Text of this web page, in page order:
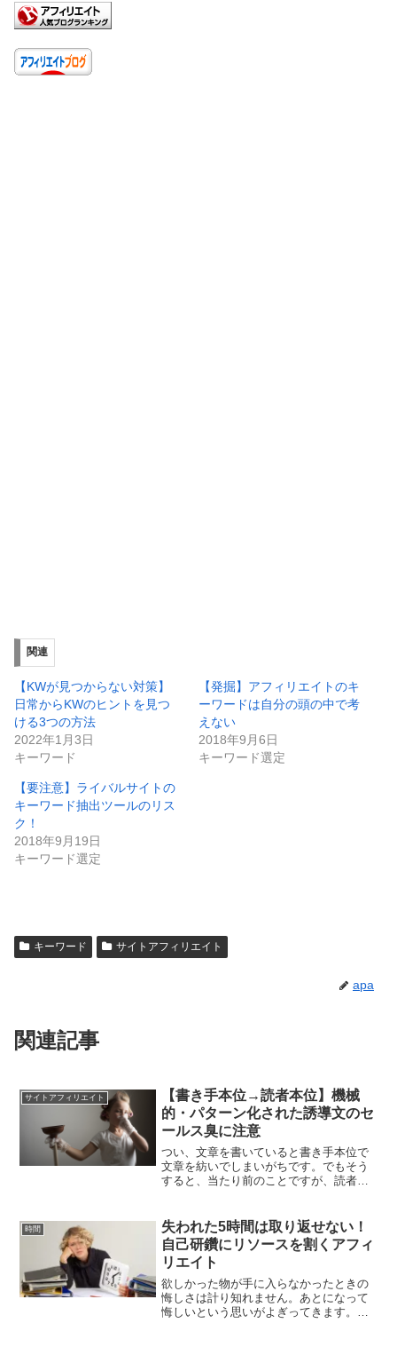
関連
【KWが見つからない対策】
日常からKWのヒントを見つ
ける3つの方法
2022年1月3日
キーワード
【発掘】アフィリエイトのキ
ーワードは自分の頭の中で考
えない
2018年9月6日
キーワード選定
【要注意】ライバルサイトの
キーワード抽出ツールのリス
ク！
2018年9月19日
キーワード選定
キーワード サイトアフィリエイト
apa
関連記事
サイトアフィリエイト
【書き手本位→読者本位】機械
的・パターン化された誘導文のセ
ールス臭に注意
つい、文章を書いていると書き手本位で
文章を紡いでしまいがちです。でもそう
すると、当たり前のことですが、読者は
益の最大化のためにも読者本位の文章を
心がけることが大切です。
時間
失われた5時間は取り返せない！
自己研鑽にリソースを割くアフィ
リエイト
欲しかった物が手に入らなかったときの
悔しさは計り知れません。あとになって
悔しいという思いがよぎってきます。だ